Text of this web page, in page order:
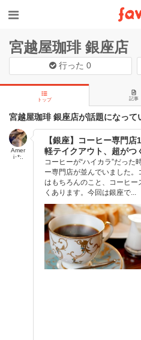
宮越屋珈琲 銀座店
行った0
トップ 記事
宮越屋珈琲 銀座店が話題になって
Amer
i･*:.
【銀座】コーヒー専門
軽テイクアウト、超がつ
コーヒーが“ハイカラ”だった
ー専門店が並んでいました
はもちろんのこと、コーヒ
くあります。今回は銀座で...